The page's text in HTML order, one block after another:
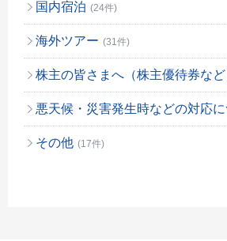
国内宿泊 (24件)
海外ツアー (31件)
株主の皆さまへ（株主優待券など
悪天候・災害発生時などの対応
その他 (17件)